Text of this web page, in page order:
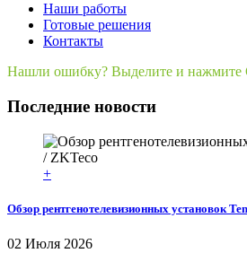
Наши работы
Готовые решения
Контакты
Нашли ошибку? Выделите и нажмите
Последние новости
+
Обзор рентгенотелевизионных установок
02 Июля 2026